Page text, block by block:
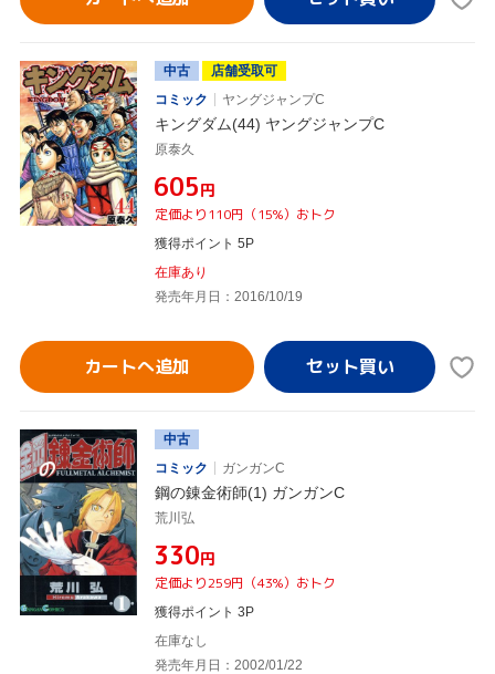
中古
店舗受取可
コミック
ヤングジャンプC
キングダム(44) ヤングジャンプC
原泰久
¥605円
定価より110円（15%）おトク
獲得ポイント 5P
在庫あり
発売年月日：2016/10/19
カートへ追加
中古
コミック
ガンガンC
鋼の錬金術師(1) ガンガンC
荒川弘
¥330円
定価より259円（43%）おトク
獲得ポイント 3P
在庫なし
発売年月日：2002/01/22